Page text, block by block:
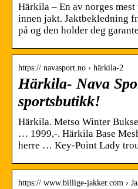
Härkila – En av norges
innen jakt. Jaktbekledning
på og den holder deg
https:// navasport.no › härkila-2
Härkila- Nava
sportsbutikk!
Härkila. Metso Winter
… 1999,-. Härkila Base
herre … Key-Point Lady
https:// www.billige-jakker.com ›